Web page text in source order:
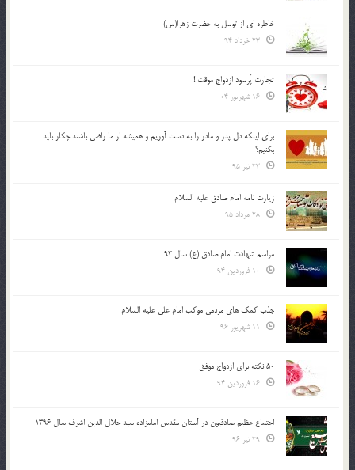
خاطره ای از توسل به حضرت زهرا(س)
تجارت پُرسود ازدواج موقت !
براي اينكه دل پدر و مادر را به دست آوريم و هميشه از ما راضي باشند چكار بايد
بكنيم؟
زیارت نامه امام صادق علیه السلام
مراسم شهادت امام صادق (ع) سال 93
جذب کمک های مردمی موکب امام علی علیه السلام
50 نکته برای ازدواج موفق
اجتماع عظیم صادقیون در آستان مقدس امامزاده سید جلال الدین اشرف سال 1396